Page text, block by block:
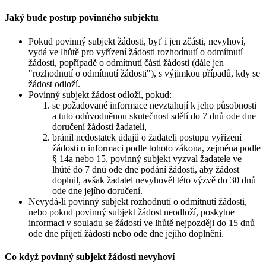
Jaký bude postup povinného subjektu
Pokud povinný subjekt žádosti, byť i jen zčásti, nevyhoví,
vydá ve lhůtě pro vyřízení žádosti rozhodnutí o odmítnutí
žádosti, popřípadě o odmítnutí části žádosti (dále jen
"rozhodnutí o odmítnutí žádosti"), s výjimkou případů, kdy se
žádost odloží.
Povinný subjekt žádost odloží, pokud:
se požadované informace nevztahují k jeho působnosti
a tuto odůvodněnou skutečnost sdělí do 7 dnů ode dne
doručení žádosti žadateli,
bránil nedostatek údajů o žadateli postupu vyřízení
žádosti o informaci podle tohoto zákona, zejména podle
§ 14a nebo 15, povinný subjekt vyzval žadatele ve
lhůtě do 7 dnů ode dne podání žádosti, aby žádost
doplnil, avšak žadatel nevyhověl této výzvě do 30 dnů
ode dne jejího doručení.
Nevydá-li povinný subjekt rozhodnutí o odmítnutí žádosti,
nebo pokud povinný subjekt žádost neodloží, poskytne
informaci v souladu se žádostí ve lhůtě nejpozději do 15 dnů
ode dne přijetí žádosti nebo ode dne jejího doplnění.
Co když povinný subjekt žádosti nevyhoví